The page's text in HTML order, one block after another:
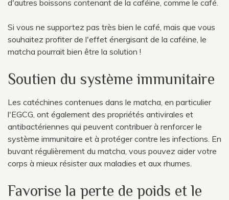
d'autres boissons contenant de la caféine, comme le café.
Si vous ne supportez pas très bien le café, mais que vous
souhaitez profiter de l'effet énergisant de la caféine, le
matcha pourrait bien être la solution !
Soutien du système immunitaire
Les catéchines contenues dans le matcha, en particulier
l'EGCG, ont également des propriétés antivirales et
antibactériennes qui peuvent contribuer à renforcer le
système immunitaire et à protéger contre les infections. En
buvant régulièrement du matcha, vous pouvez aider votre
corps à mieux résister aux maladies et aux rhumes.
Favorise la perte de poids et le